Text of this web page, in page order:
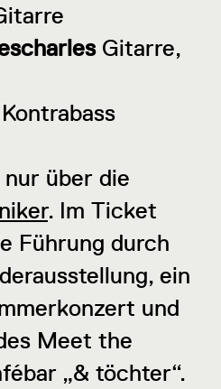
Gitarre,
über die
. Im Ticket
Führung durch
ein
und
Meet the
„& töchter“.